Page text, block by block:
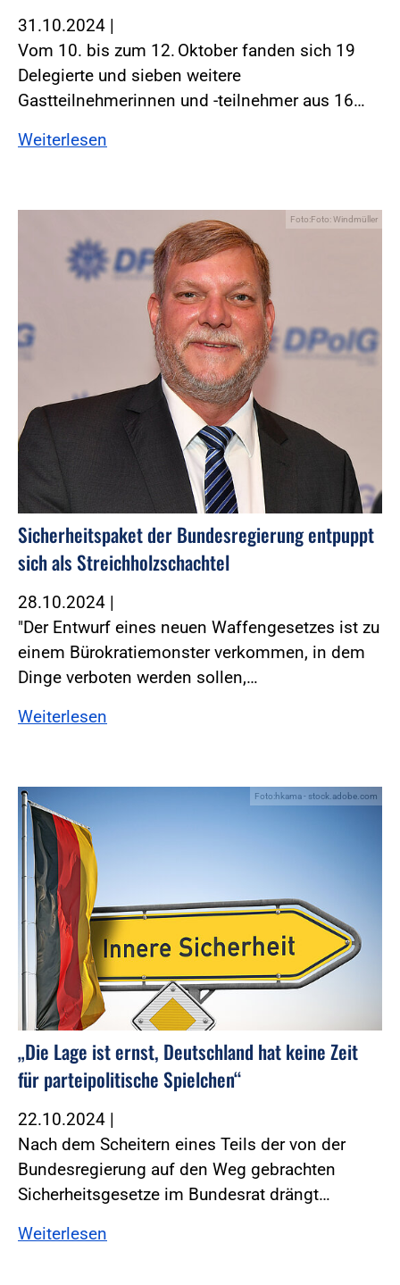
31.10.2024 |
Vom 10. bis zum 12. Oktober fanden sich 19
Delegierte und sieben weitere
Gastteilnehmerinnen und -teilnehmer aus 16…
Weiterlesen
Foto:Foto: Windmüller
Sicherheitspaket der Bundesregierung entpuppt
sich als Streichholzschachtel
28.10.2024 |
"Der Entwurf eines neuen Waffengesetzes ist zu
einem Bürokratiemonster verkommen, in dem
Dinge verboten werden sollen,…
Weiterlesen
Foto:hkama - stock.adobe.com
„Die Lage ist ernst, Deutschland hat keine Zeit
für parteipolitische Spielchen“
22.10.2024 |
Nach dem Scheitern eines Teils der von der
Bundesregierung auf den Weg gebrachten
Sicherheitsgesetze im Bundesrat drängt…
Weiterlesen